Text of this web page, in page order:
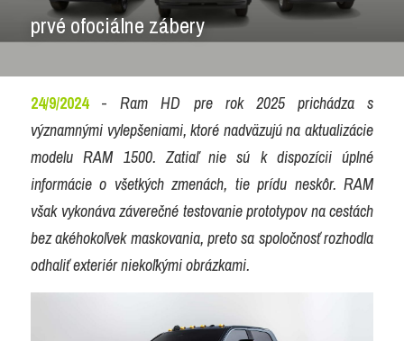
ARCHÍV
KONTAKT
ČLÁNKY
Přihlášení /Registrace účtu
Vyhledávání
prvé ofociálne zábery
24/9/2024 - Ram HD pre rok 2025 prichádza s
významnými vylepšeniami, ktoré nadväzujú na aktualizácie
modelu RAM 1500. Zatiaľ nie sú k dispozícii úplné
informácie o všetkých zmenách, tie prídu neskôr. RAM
však vykonáva záverečné testovanie prototypov na cestách
bez akéhokoľvek maskovania, preto sa spoločnosť rozhodla
odhaliť exteriér niekoľkými obrázkami.